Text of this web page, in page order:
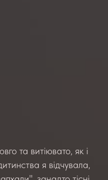
та витіювато, як і
я відчувала,